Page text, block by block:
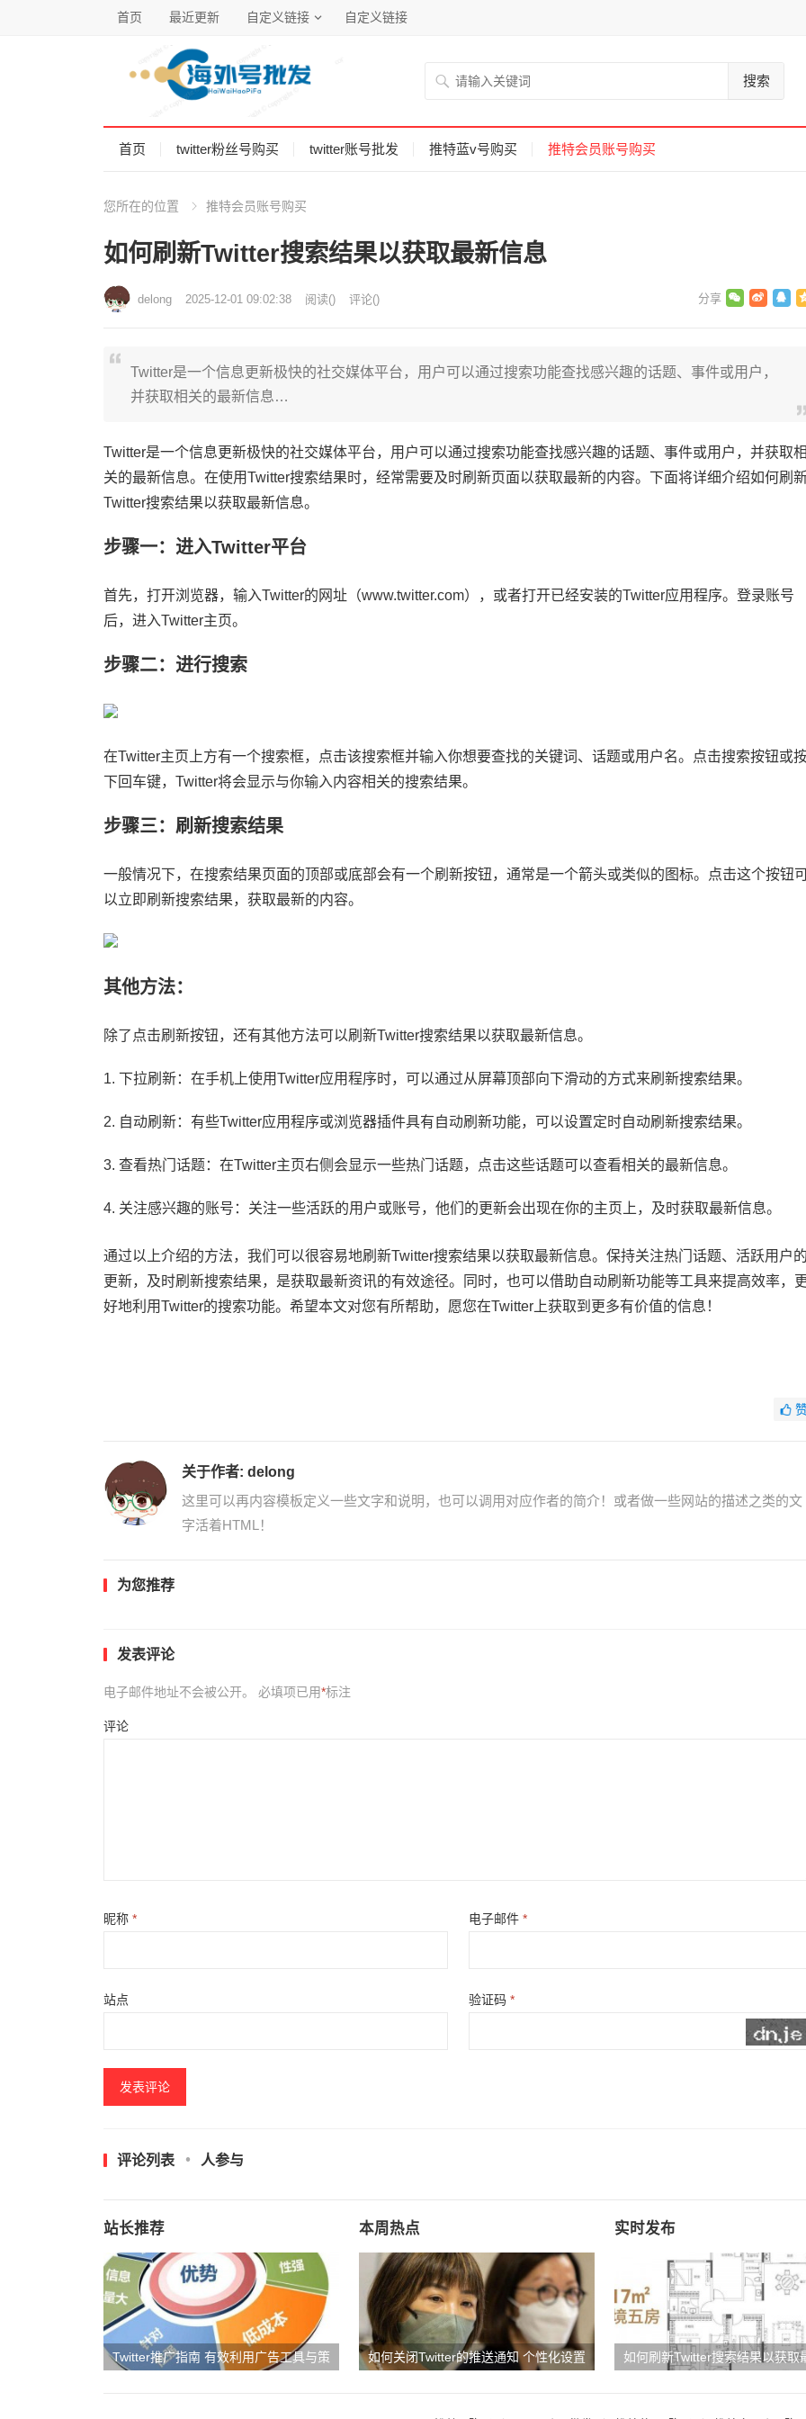
首页 最近更新 自定义链接 自定义链接
搜索
首页 twitter粉丝号购买 twitter账号批发 推特蓝v号购买 推特会员账号购买
您所在的位置 推特会员账号购买
如何刷新Twitter搜索结果以获取最新信息
delong 2025-12-01 09:02:38 阅读() 评论()
Twitter是一个信息更新极快的社交媒体平台，用户可以通过搜索功能查找感兴趣的话题、事件或用户，
并获取相关的最新信息…
Twitter是一个信息更新极快的社交媒体平台，用户可以通过搜索功能查找感兴趣的话题、事件或用户，并获取相
关的最新信息。在使用Twitter搜索结果时，经常需要及时刷新页面以获取最新的内容。下面将详细介绍如何刷
Twitter搜索结果以获取最新信息。
步骤一：进入Twitter平台
首先，打开浏览器，输入Twitter的网址（www.twitter.com），或者打开已经安装的Twitter应用程序。登录账号
后，进入Twitter主页。
步骤二：进行搜索
在Twitter主页上方有一个搜索框，点击该搜索框并输入你想要查找的关键词、话题或用户名。点击搜索按钮或
下回车键，Twitter将会显示与你输入内容相关的搜索结果。
步骤三：刷新搜索结果
一般情况下，在搜索结果页面的顶部或底部会有一个刷新按钮，通常是一个箭头或类似的图标。点击这个按钮
以立即刷新搜索结果，获取最新的内容。
其他方法：
除了点击刷新按钮，还有其他方法可以刷新Twitter搜索结果以获取最新信息。
1. 下拉刷新：在手机上使用Twitter应用程序时，可以通过从屏幕顶部向下滑动的方式来刷新搜索结果。
2. 自动刷新：有些Twitter应用程序或浏览器插件具有自动刷新功能，可以设置定时自动刷新搜索结果。
3. 查看热门话题：在Twitter主页右侧会显示一些热门话题，点击这些话题可以查看相关的最新信息。
4. 关注感兴趣的账号：关注一些活跃的用户或账号，他们的更新会出现在你的主页上，及时获取最新信息。
通过以上介绍的方法，我们可以很容易地刷新Twitter搜索结果以获取最新信息。保持关注热门话题、活跃用户的
更新，及时刷新搜索结果，是获取最新资讯的有效途径。同时，也可以借助自动刷新功能等工具来提高效率，更
好地利用Twitter的搜索功能。希望本文对您有所帮助，愿您在Twitter上获取到更多有价值的信息！
关于作者: delong
这里可以再内容模板定义一些文字和说明，也可以调用对应作者的简介！或者做一些网站的描述之类的文
字活着HTML！
为您推荐
发表评论
电子邮件地址不会被公开。 必填项已用*标注
评论
昵称 * 电子邮件*
站点 验证码*
评论列表 人参与
站长推荐
Twitter推广指南 有效利用广告工具与策
本周热点
如何关闭Twitter的推送通知 个性化设置
实时发布
如何刷新Twitter搜索结果以获取